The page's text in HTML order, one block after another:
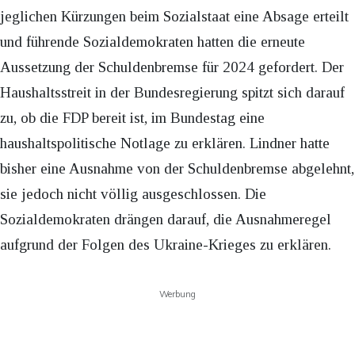
jeglichen Kürzungen beim Sozialstaat eine Absage erteilt
und führende Sozialdemokraten hatten die erneute
Aussetzung der Schuldenbremse für 2024 gefordert. Der
Haushaltsstreit in der Bundesregierung spitzt sich darauf
zu, ob die FDP bereit ist, im Bundestag eine
haushaltspolitische Notlage zu erklären. Lindner hatte
bisher eine Ausnahme von der Schuldenbremse abgelehnt,
sie jedoch nicht völlig ausgeschlossen. Die
Sozialdemokraten drängen darauf, die Ausnahmeregel
aufgrund der Folgen des Ukraine-Krieges zu erklären.
Werbung